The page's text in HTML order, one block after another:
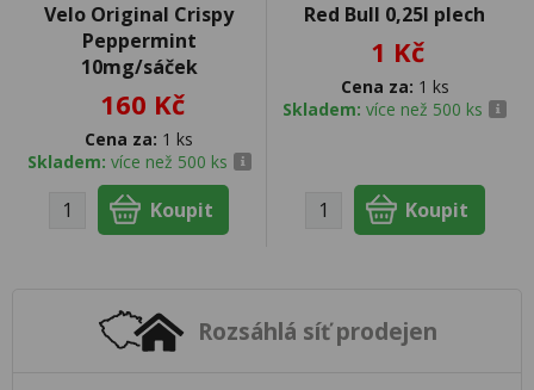
Velo Original Crispy
Peppermint
10mg/sáček
160 Kč
Cena za: 1 ks
Skladem: více než 500 ks
Red Bull 0,25l plech
1 Kč
Cena za: 1 ks
Skladem: více než 500 ks
Rozsáhlá síť prodejen